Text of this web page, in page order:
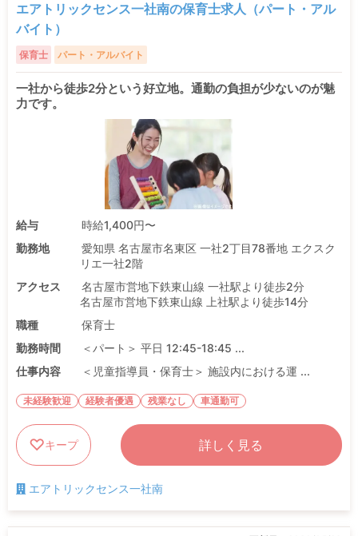
エアトリックセンス一社南の保育士求人（パート・アル
バイト）
保育士 パート・アルバイト
一社から徒歩2分という好立地。通勤の負担が少ないのが魅
力です。
給与
時給1,400円〜
勤務地
愛知県 名古屋市名東区 一社2丁目78番地 エクスク
リエ一社2階
アクセス
名古屋市営地下鉄東山線 一社駅より徒歩2分
名古屋市営地下鉄東山線 上社駅より徒歩14分
職種
保育士
勤務時間
＜パート＞ 平日 12:45-18:45 ...
仕事内容
＜児童指導員・保育士＞ 施設内における運 ...
未経験歓迎 経験者優遇 残業なし 車通勤可
キープ 詳しく見る
エアトリックセンス一社南